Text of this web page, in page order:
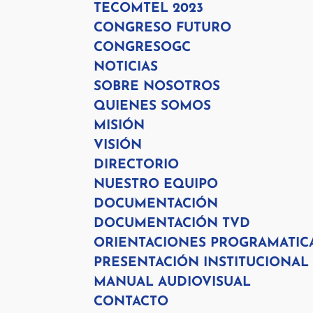
TECOMTEL 2023
CONGRESO FUTURO
CONGRESOGC
NOTICIAS
SOBRE NOSOTROS
QUIENES SOMOS
MISIÓN
VISIÓN
DIRECTORIO
NUESTRO EQUIPO
DOCUMENTACIÓN
DOCUMENTACIÓN TVD
ORIENTACIONES
PRESENTACIÓN INSTITUCIONAL
MANUAL AUDIOVISUAL
CONTACTO